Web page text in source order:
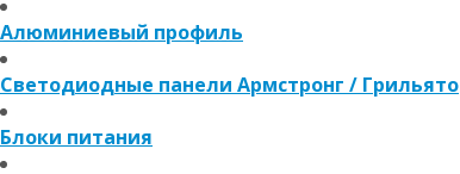
Алюминиевый профиль
Светодиодные панели Армстронг / Грильято
Блоки питания